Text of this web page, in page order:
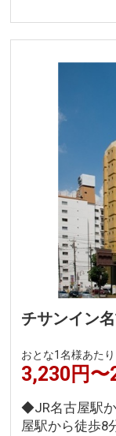
チサンイン
おとな1名様あたり
3,230円〜
◆JR名古屋駅
屋駅から徒歩8